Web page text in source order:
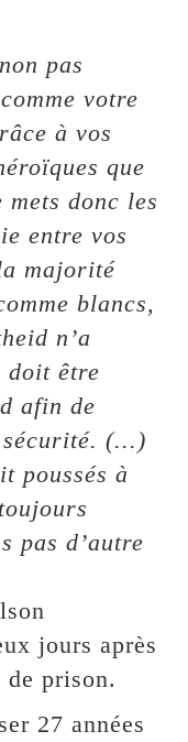
pas
votre
à vos
que
donc les
entre vos
majorité
blancs,
n’a
doit être
afin de
(...)
poussés à
pas d’autre
jours après
de prison.
27 années